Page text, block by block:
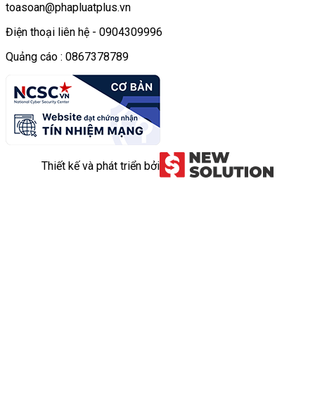
toasoan@phapluatplus.vn
Điện thoại liên hệ - 0904309996
Quảng cáo : 0867378789
Thiết kế và phát triển bởi